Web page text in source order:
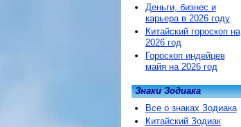
Деньги, бизнес и
карьера в 2026 году
Китайский гороскоп на
2026 год
Гороскоп индейцев
майя на 2026 год
Знаки Зодиака
Все о знаках Зодиака
Китайский Зодиак